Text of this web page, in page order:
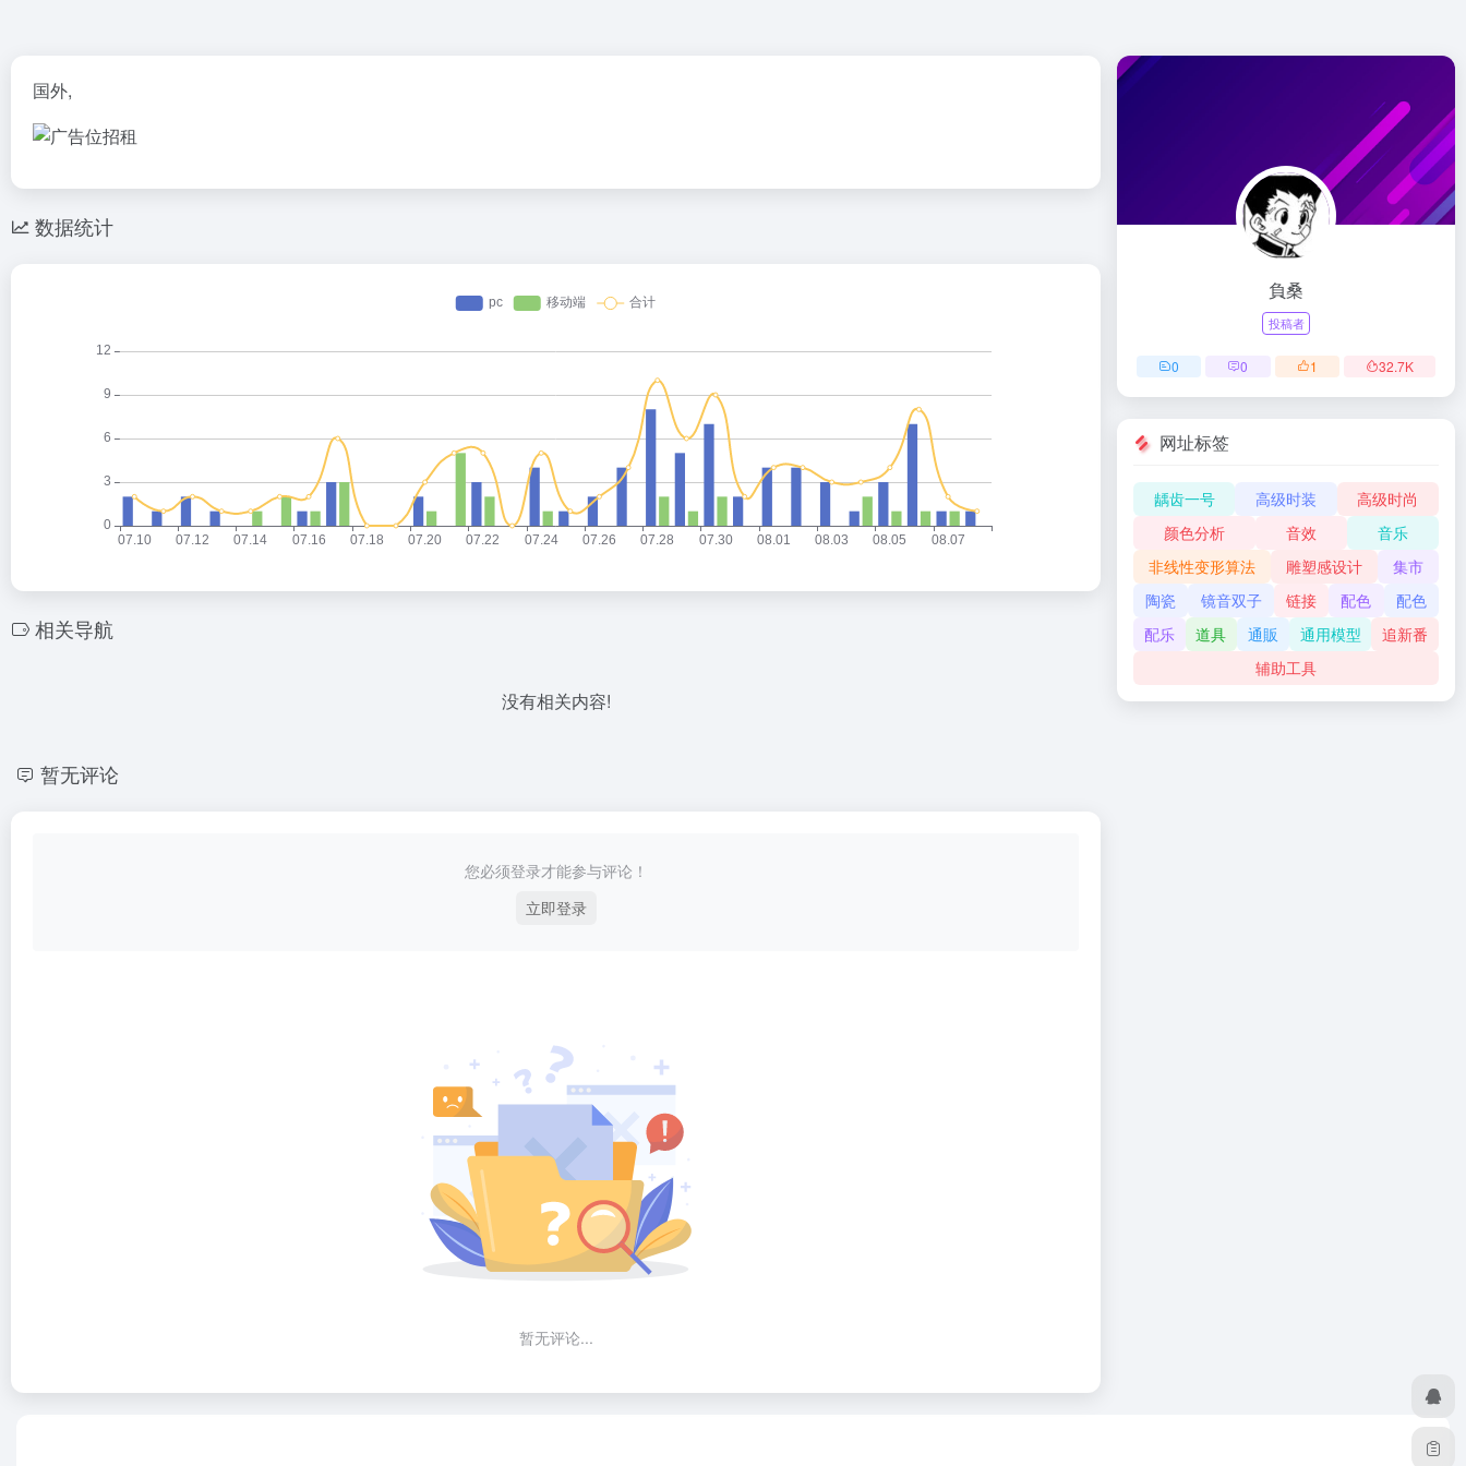
国外,
数据统计
相关导航
没有相关内容!
暂无评论
您必须登录才能参与评论！
立即登录
暂无评论...
負桑
投稿者
0 0 1 32.7K
网址标签
龋齿一号 高级时装
高级时尚
颜色分析
音效
音乐
非线性变形算法
雕塑感设计
集市
陶瓷
镜音双子 链接 配色
配色
配乐
道具 通販 通用模型
追新番
辅助工具